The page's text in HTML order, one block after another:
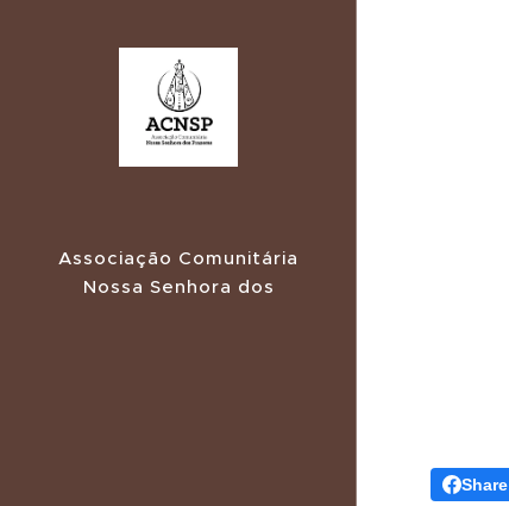
Associação Comunitária
Nossa Senhora dos
Share